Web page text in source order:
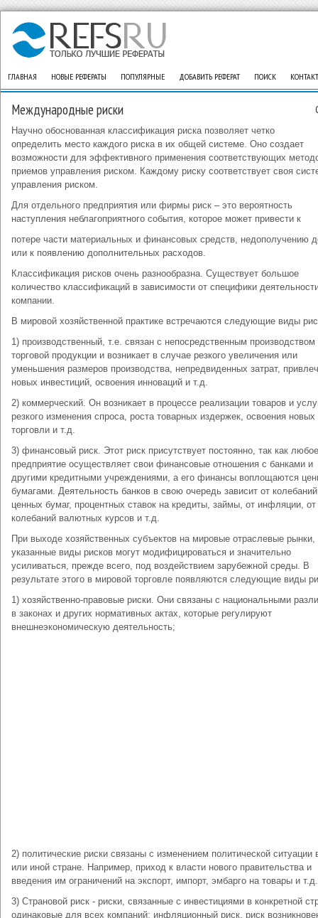
ГЛАВНАЯ НОВЫЕ РЕФЕРАТЫ ПОПУЛЯРНЫЕ ДОБАВИТЬ РЕФЕРАТ ПОИСК
Международные риски
Научно обоснованная классификация риска позволяет четко
определить место каждого риска в их общей системе. Оно создает
возможности для эффективного применения соответствующих
приемов управления риском. Каждому риску соответствует своя
управления риском.
Для отдельного предприятия или фирмы риск – это вероятность
наступления неблагоприятного события, которое может привести к
потере части материальных и финансовых средств, недополучению
или к появлению дополнительных расходов.
Классификация рисков очень разнообразна. Существует большое
количество классификаций в зависимости от специфики
компании.
В мировой хозяйственной практике встречаются следующие виды
1) производственный, т.е. связан с непосредственным производством
торговой продукции и возникает в случае резкого увеличения или
уменьшения размеров производства, непредвиденных затрат,
новых инвестиций, освоения инноваций и т.д.
2) коммерческий. Он возникает в процессе реализации товаров и
резкого изменения спроса, роста товарных издержек, освоения новых
торговли и т.д.
3) финансовый риск. Этот риск присутствует постоянно, так как любое
предприятие осуществляет свои финансовые отношения с банками и
другими кредитными учреждениями, а его финансы воплощаются
бумагами. Деятельность банков в свою очередь зависит от
ценных бумаг, процентных ставок на кредиты, займы, от инфляции, от
колебаний валютных курсов и т.д.
При выходе хозяйственных субъектов на мировые отраслевые рынки,
указанные виды рисков могут модифицироваться и значительно
усиливаться, прежде всего, под воздействием зарубежной среды. В
результате этого в мировой торговле появляются следующие виды
1) хозяйственно-правовые риски. Они связаны с национальными
в законах и других нормативных актах, которые регулируют
внешнеэкономическую деятельность;
2) политические риски связаны с изменением политической ситуации
или иной стране. Например, приход к власти нового правительства и
введения им ограничений на экспорт, импорт, эмбарго на товары и
3) Страновой риск - риски, связанные с инвестициями в конкретной
одинаковые для всех компаний: инфляционный риск, риск